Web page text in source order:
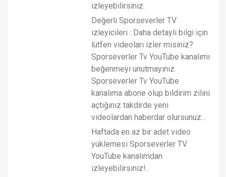
izleyebilirsiniz.
Değerli Sporseverler TV
izleyicileri : Daha detaylı bilgi için
lütfen videoları izler misiniz?
Sporseverler Tv YouTube kanalımı
beğenmeyi unutmayınız.
Sporseverler Tv YouTube
kanalıma abone olup bildirim zilini
açtığınız takdirde yeni
videolardan haberdar olursunuz…
Haftada en az bir adet video
yüklemesi Sporseverler TV
YouTube kanalımdan
izleyebilirsiniz!..